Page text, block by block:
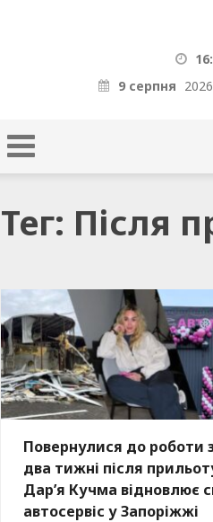
9 серпня
Тег: Після
Повернулися до роботи
два тижні після
Дар’я Кучма відновлює
автосервіс у Запоріжжі